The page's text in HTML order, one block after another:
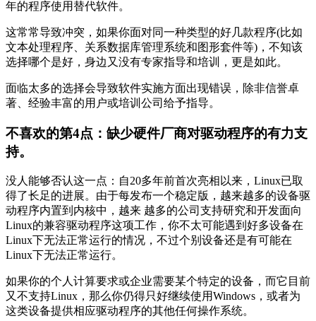
年的程序使用替代软件。
这常常导致冲突，如果你面对同一种类型的好几款程序(比如
文本处理程序、关系数据库管理系统和图形套件等)，不知该
选择哪个是好，身边又没有专家指导和培训，更是如此。
面临太多的选择会导致软件实施方面出现错误，除非信誉卓
著、经验丰富的用户或培训公司给予指导。
不喜欢的第4点：缺少硬件厂商对驱动程序的有力支
持。
没人能够否认这一点：自20多年前首次亮相以来，Linux已取
得了长足的进展。由于每发布一个稳定版，越来越多的设备驱
动程序内置到内核中，越来 越多的公司支持研究和开发面向
Linux的兼容驱动程序这项工作，你不太可能遇到好多设备在
Linux下无法正常运行的情况，不过个别设备还是有可能在
Linux下无法正常运行。
如果你的个人计算要求或企业需要某个特定的设备，而它目前
又不支持Linux，那么你仍得只好继续使用Windows，或者为
这类设备提供相应驱动程序的其他任何操作系统。